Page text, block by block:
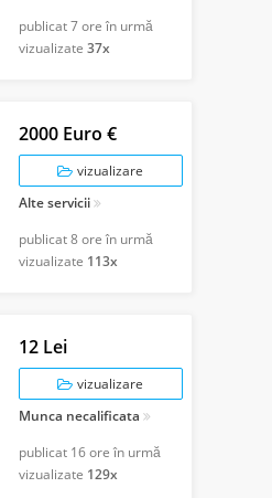
publicat7 ore în urmă
vizualizate 37x
2000 Euro €
vizualizare
Alte servicii
publicat8 ore în urmă
vizualizate 113x
12 Lei
vizualizare
Munca necalificata
publicat 16 ore în urmă
vizualizate 129x